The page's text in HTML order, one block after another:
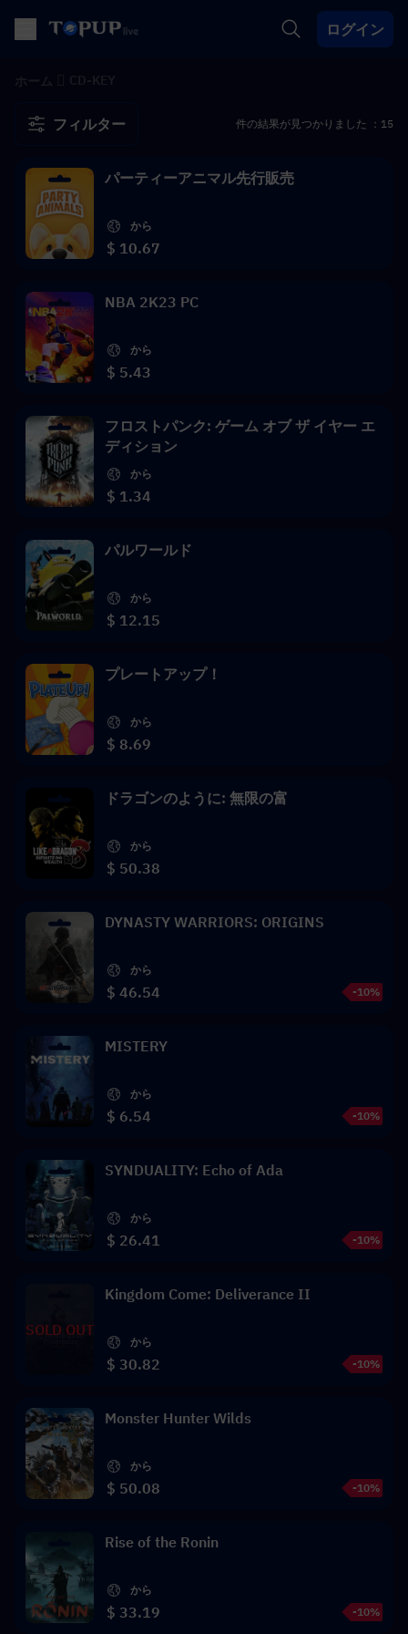
ログイン
フィルター 件の結果が見つかりました ：15
パーティーアニマル先行販売
から
$ 10.67
NBA 2K23 PC
から
$ 5.43
フロストパンク: ゲーム オブ ザ イヤー エ
ディション
から
$ 1.34
パルワールド
から
$ 12.15
プレートアップ！
から
$ 8.69
ドラゴンのように: 無限の富
から
$ 50.38
DYNASTY WARRIORS: ORIGINS
から
$ 46.54 -10%
MISTERY
から
$ 6.54 -10%
SYNDUALITY: Echo of Ada
から
$ 26.41 -10%
SOLD OUT
Kingdom Come: Deliverance II
から
$ 30.82 -10%
Monster Hunter Wilds
から
$ 50.08 -10%
Rise of the Ronin
から
$ 33.19 -10%